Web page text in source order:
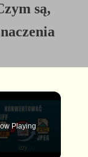
są,
Playing